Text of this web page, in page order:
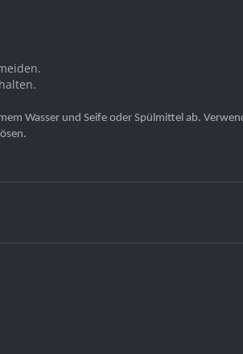
Wasser und Seife oder Spülmittel ab.